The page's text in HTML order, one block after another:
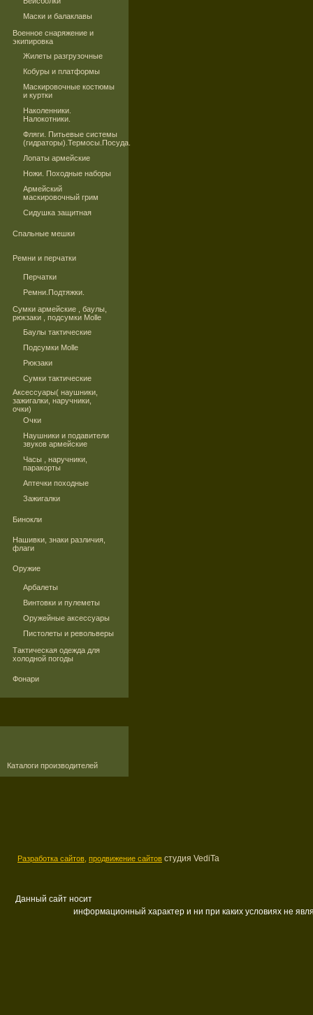
Маски и балаклавы
Военное снаряжение и
экипировка
Жилеты разгрузочные
Кобуры и платформы
Маскировочные костюмы
и куртки
Наколенники.
Налокотники.
Фляги. Питьевые системы
(гидраторы).Термосы.Посуда.
Лопаты армейские
Ножи. Походные наборы
Армейский
маскировочный грим
Сидушка защитная
Спальные мешки
Ремни и перчатки
Перчатки
Ремни.Подтяжки.
Сумки армейские , баулы,
рюкзаки , подсумки Molle
Баулы тактические
Подсумки Molle
Рюкзаки
Сумки тактические
Аксессуары( наушники,
зажигалки, наручники,
очки)
Очки
Наушники и подавители
звуков армейские
Часы , наручники,
паракорты
Аптечки походные
Зажигалки
Бинокли
Нашивки, знаки различия,
флаги
Оружие
Арбалеты
Винтовки и пулеметы
Оружейные аксессуары
Пистолеты и револьверы
Тактическая одежда для
холодной погоды
Фонари
Каталоги производителей
Разработка сайтов, продвижение сайтов студия VediTa
Данный сайт носит
информационный характер и ни при каких условиях не